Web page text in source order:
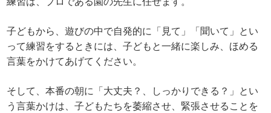
子どもから、遊びの中で自発的に「見て」「聞いて」とい
って練習をするときには、子どもと一緒に楽しみ、ほめる
言葉をかけてあげてください。
そして、本番の朝に「大丈夫？、しっかりできる？」とい
う言葉かけは、子どもたちを萎縮させ、緊張させることを